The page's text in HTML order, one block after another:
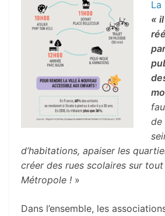
La
«
de
d’habitations, apaiser les
créer des rues scolaires sur
Métropole ! »
Dans l’ensemble, les